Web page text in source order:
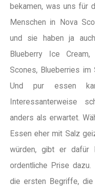
bekamen, was uns für
Menschen in Nova
und sie haben ja
Blueberry Ice
Scones, Blueberries im
Und pur essen
Interessanterweise
anders als erwartet.
Essen eher mit Salz
würden, gibt er dafür
ordentliche Prise dazu.
die ersten Begriffe,